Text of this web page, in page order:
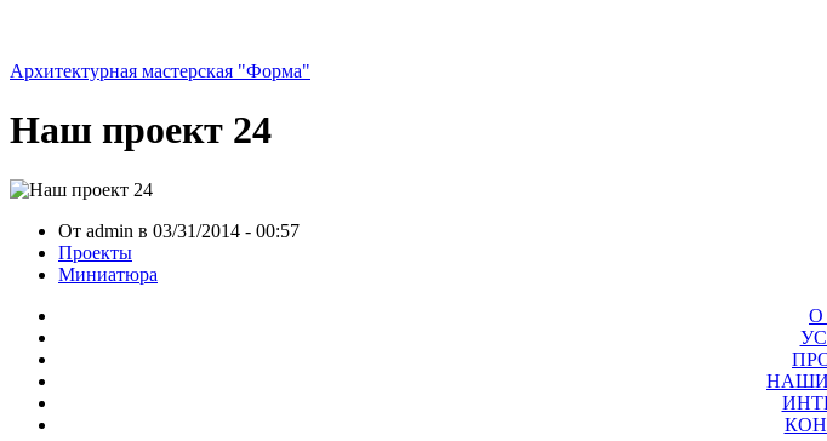
Архитектурная мастерская "Форма"
Наш проект 24
От admin в 03/31/2014 - 00:57
Проекты
Миниатюра
О
НАШИ